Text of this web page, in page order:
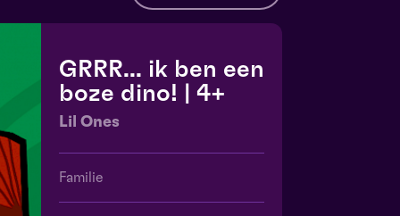
GRRR... ik ben een
boze dino! | 4+
Lil Ones
Familie